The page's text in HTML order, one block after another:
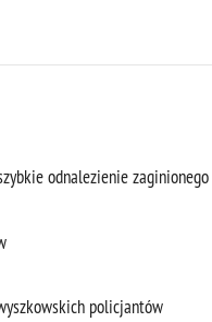
odnalezienie zaginionego
policjantów